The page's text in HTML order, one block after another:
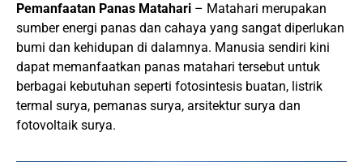
Pemanfaatan Panas Matahari – Matahari merupakan
sumber energi panas dan cahaya yang sangat diperlukan
bumi dan kehidupan di dalamnya. Manusia sendiri kini
dapat memanfaatkan panas matahari tersebut untuk
berbagai kebutuhan seperti fotosintesis buatan, listrik
termal surya, pemanas surya, arsitektur surya dan
fotovoltaik surya.